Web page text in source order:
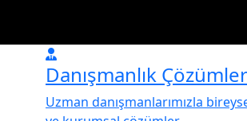
Danışmanlık
Uzman danışmanlarımızla